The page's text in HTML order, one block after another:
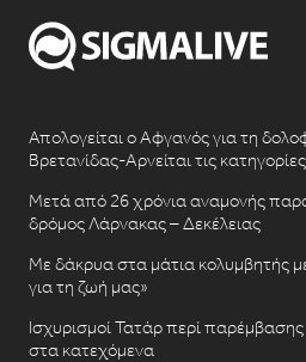
Απολογείται ο Αφγανός για τη
Βρετανίδας-Αρνείται τις κατηγορίες
Μετά από 26 χρόνια αναμονής
δρόμος Λάρνακας – Δεκέλειας
Με δάκρυα στα μάτια κολυμβητής
για τη ζωή μας»
Ισχυρισμοί Τατάρ περί
στα κατεχόμενα